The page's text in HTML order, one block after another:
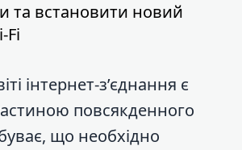
та встановити новий
Fi
інтернет-з’єднання є
повсякденного
що необхідно